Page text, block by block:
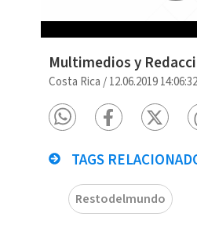
Multimedios y
Costa Rica /12.06.2019 14:06:32
TAGS
Restodelmundo